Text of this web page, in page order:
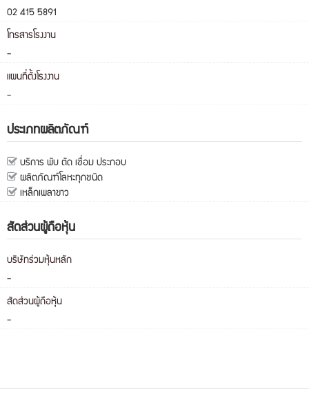
02 415 5891
โทรสารโรงงาน
-
แผนที่ตั้งโรงงาน
-
ประเภทผลิตภัณฑ์
บริการ พับ ตัด เชื่อม ประกอบ
ผลิตภัณฑ์โลหะทุกชนิด
เหล็กเพลาขาว
สัดส่วนผู้ถือหุ้น
บริษัทร่วมหุ้นหลัก
-
สัดส่วนผู้ถือหุ้น
-